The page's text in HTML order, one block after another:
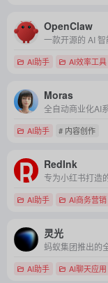
OpenClaw
AI助手 AI效率工具
Moras
AI助手 # 内容创作
RedInk
AI助手 AI商务营销
灵光
AI助手 AI聊天应用